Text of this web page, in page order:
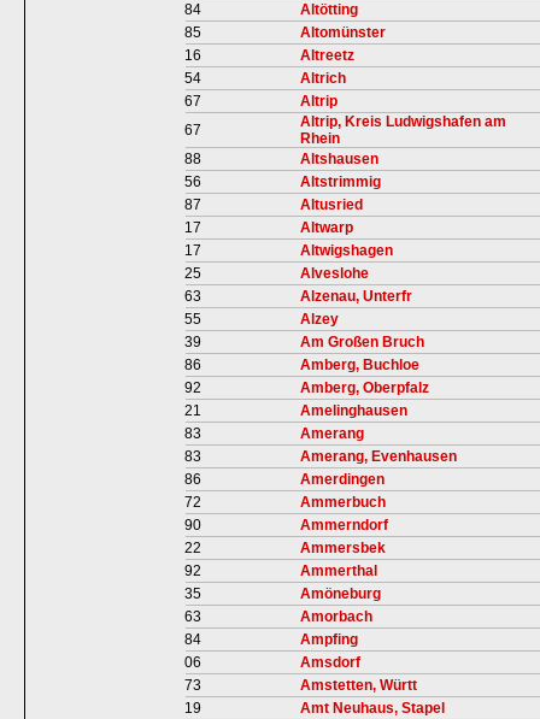
84
Altötting
85
Altomünster
16
Altreetz
54
Altrich
67
Altrip
67
Altrip, Kreis Ludwigshafen am
Rhein
88
Altshausen
56
Altstrimmig
87
Altusried
17
Altwarp
17
Altwigshagen
25
Alveslohe
63
Alzenau, Unterfr
55
Alzey
39
Am Großen Bruch
86
Amberg, Buchloe
92
Amberg, Oberpfalz
21
Amelinghausen
83
Amerang
83
Amerang, Evenhausen
86
Amerdingen
72
Ammerbuch
90
Ammerndorf
22
Ammersbek
92
Ammerthal
35
Amöneburg
63
Amorbach
84
Ampfing
06
Amsdorf
73
Amstetten, Württ
19
Amt Neuhaus, Stapel